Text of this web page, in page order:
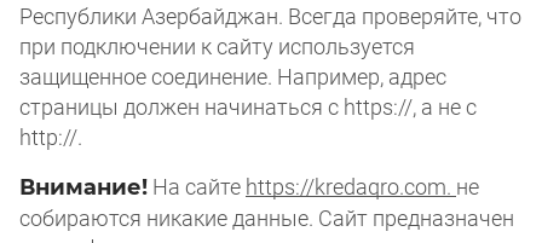
Республики Азербайджан. Всегда проверяйте, что
при подключении к сайту используется
защищенное соединение. Например, адрес
страницы должен начинаться с https://, а не с
http://.
Внимание! На сайте https://kredaqro.com. не
собираются никакие данные. Сайт предназначен